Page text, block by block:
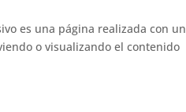
es una página realizada con un
o visualizando el contenido